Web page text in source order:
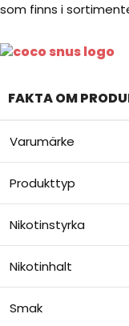
som finns i
FAKTA OM
Varumärke
Produkttyp
Nikotinstyrka
Nikotinhalt
Smak